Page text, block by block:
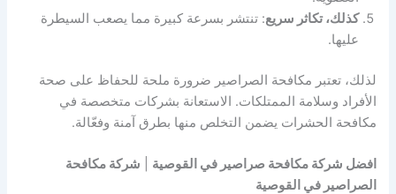
كذلك، تكاثر سريع: تنتشر بسرعة كبيرة مما يصعب السيطرة
عليها.
لذلك، تعتبر مكافحة الصراصير ضرورة ملحة للحفاظ على صحة
الأفراد وسلامة الممتلكات. الاستعانة بشركات متخصصة في
مكافحة الحشرات يضمن التخلص منها بطرق آمنة وفعّالة.
افضل شركة مكافحة صراصير في القوصية
شركة مكافحة
الصراصير في القوصية